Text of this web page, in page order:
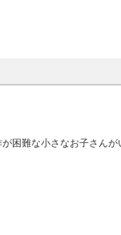
困難な小さなお子さんが